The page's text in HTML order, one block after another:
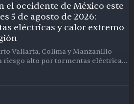
el occidente de México este
5 de agosto de 2026:
eléctricas y calor extremo
Vallarta, Colima y Manzanillo
riesgo alto por tormentas eléctricas;
la temperatura más alta con